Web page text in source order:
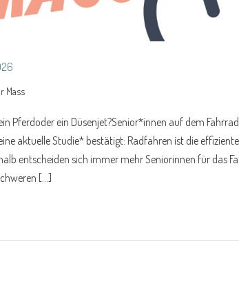
Mass
Pferdoder ein Düsenjet?Senior*innen auf dem
aktuelle Studie* bestätigt: Radfahren ist die
entscheiden sich immer mehr Seniorinnen für das
[…]